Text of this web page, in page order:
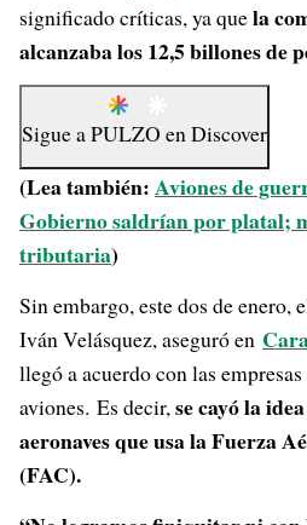
significado críticas, ya quela
alcanzaba los 12,5 billones de
Sigue aPULZO enDiscover
(Lea también:Aviones de
Gobierno saldrían por platal;
tributaria)
Sin embargo, este dos de enero,
Iván Velásquez, aseguró en
llegó a acuerdo con las
aviones. Es decir,se cayó la
aeronaves que usa la Fuerza
(FAC).